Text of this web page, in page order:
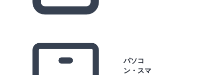
パソコ
ン・スマ